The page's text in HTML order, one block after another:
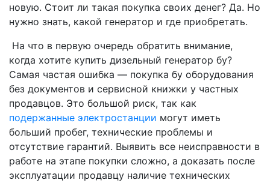
новую. Стоит ли такая покупка своих денег? Да. Но
нужно знать, какой генератор и где приобретать.
На что в первую очередь обратить внимание,
когда хотите купить дизельный генератор бу?
Самая частая ошибка — покупка бу оборудования
без документов и сервисной книжки у частных
продавцов. Это большой риск, так как
подержанные электростанции могут иметь
больший пробег, технические проблемы и
отсутствие гарантий. Выявить все неисправности в
работе на этапе покупки сложно, а доказать после
эксплуатации продавцу наличие технических